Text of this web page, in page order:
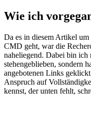
Wie ich
Da es in diesem Artikel
CMD geht, war die
naheliegend. Dabei bin ich
stehengeblieben, sondern
angebotenen Links
Anspruch auf
kennst, der unten fehlt,